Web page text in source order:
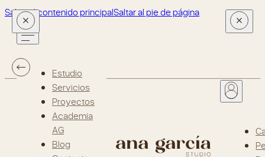
Saltar al contenido principalSaltar al pie de página
Estudio
Servicios
Proyectos
Academia
AG
Blog